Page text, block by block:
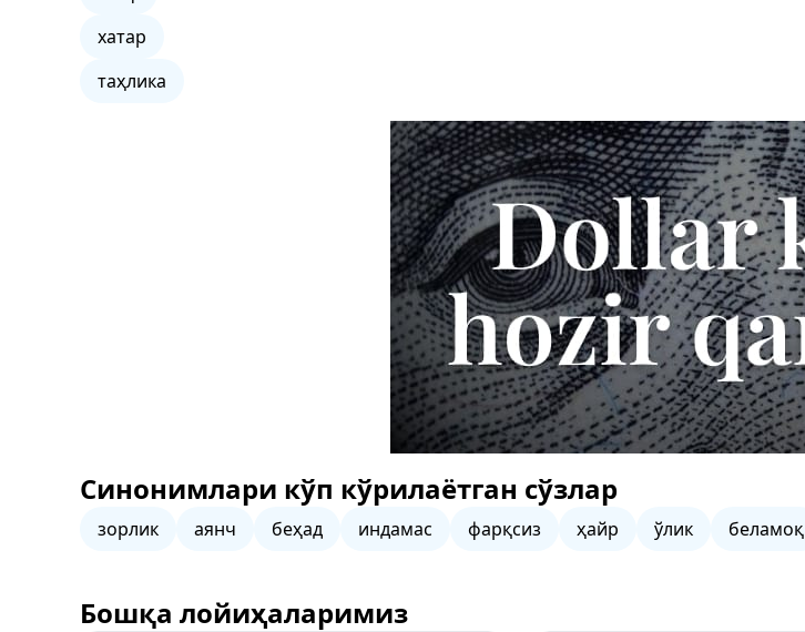
хатар
таҳлика
Синонимлари кўп кўрилаётган сўзлар
зорлик аянч беҳад индамас фарқсиз ҳайр ўлик беламоқ
Бошқа лойиҳаларимиз